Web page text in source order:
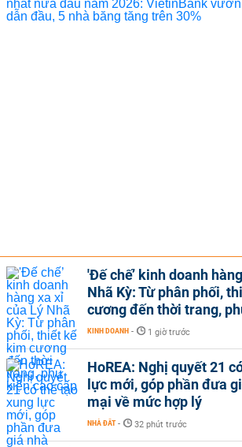
'Đế chế’ kinh doanh
Nhã Kỳ: Từ phân phối,
cương đến thời trang,
KINH DOANH - 1 giờ trước
HoREA: Nghị quyết 21
lực mới, góp phần đưa
mại về mức hợp lý
NHÀ ĐẤT - 32 phút trước